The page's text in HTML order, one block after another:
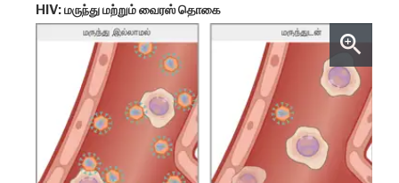
HIV: மருந்து மற்றும் வைரஸ் தொகை